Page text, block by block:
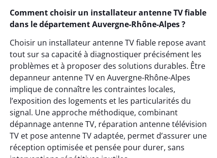
Comment choisir un installateur antenne TV fiable
dans le département Auvergne-Rhône-Alpes ?
Choisir un installateur antenne TV fiable repose avant
tout sur sa capacité à diagnostiquer précisément les
problèmes et à proposer des solutions durables. Être
depanneur antenne TV en Auvergne-Rhône-Alpes
implique de connaître les contraintes locales,
l’exposition des logements et les particularités du
signal. Une approche méthodique, combinant
dépannage antenne TV, réparation antenne télévision
TV et pose antenne TV adaptée, permet d’assurer une
réception optimisée et pensée pour durer, sans